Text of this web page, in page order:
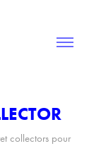
collectors pour